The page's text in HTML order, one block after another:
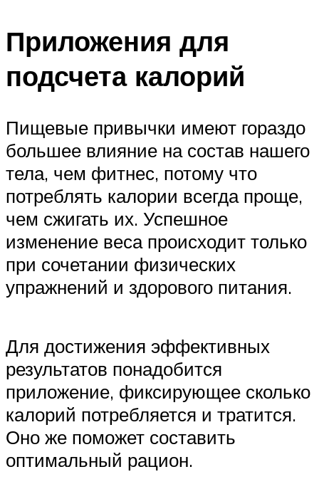
Приложения для
подсчета калорий
Пищевые привычки имеют гораздо
большее влияние на состав нашего
тела, чем фитнес, потому что
потреблять калории всегда проще,
чем сжигать их. Успешное
изменение веса происходит только
при сочетании физических
упражнений и здорового питания.
Для достижения эффективных
результатов понадобится
приложение, фиксирующее сколько
калорий потребляется и тратится.
Оно же поможет составить
оптимальный рацион.